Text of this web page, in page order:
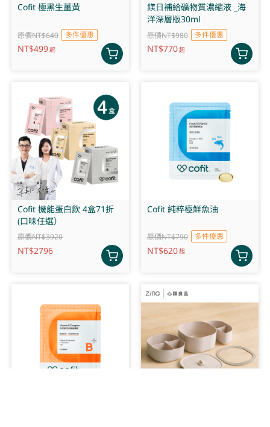
Cofit 極黑生薑黃
原價NT$640 多件優惠
NT$499起
鎂日補給礦物質濃縮液 _海
洋深層版30ml
原價NT$980 多件優惠
NT$770起
Cofit 機能蛋白飲 4盒71折
(口味任選）
原價NT$3920
NT$2796
Cofit 純粹極鮮魚油
原價NT$790 多件優惠
NT$620起